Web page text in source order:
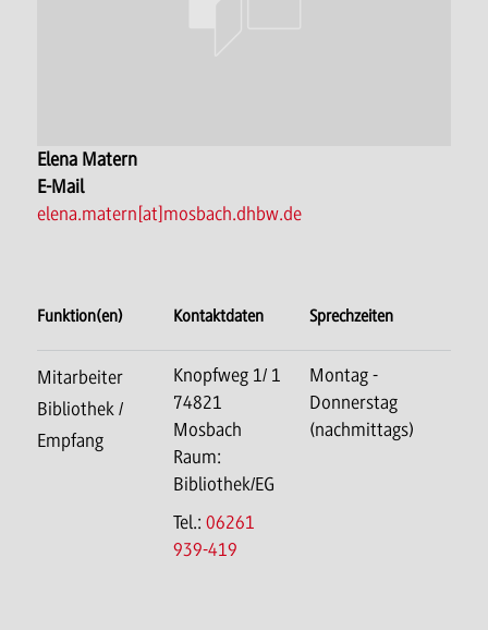
Elena Matern
E-Mail
elena.matern[at]mosbach.dhbw.de
Funktion(en) Kontaktdaten Sprechzeiten
Mitarbeiter
Bibliothek /
Empfang
Knopfweg 1/ 1
74821
Mosbach
Raum:
Bibliothek/EG
Tel.: 06261
939-419
Montag -
Donnerstag
(nachmittags)